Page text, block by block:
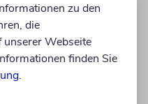
billigt
nach
zu den
die
unserer Webseite
finden Sie
.